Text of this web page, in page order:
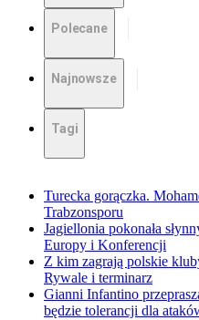
Polecane
Najnowsze
Tagi
Turecka gorączka.
Trabzonsporu
Jagiellonia pokonała
Europy i Konferencji
Z kim zagrają polskie
Rywale i terminarz
Gianni Infantino
będzie tolerancji dla